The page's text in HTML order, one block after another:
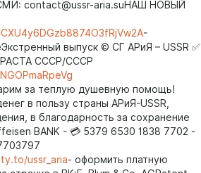
contact@ussr-aria.suНАШ НОВЫЙ
-
выпуск © СГ АРиЯ – USSR ✅
СССР/СССР
за теплую душевную помощь!
в пользу страны АРиЯ-USSR,
в благодарность за сохранение
BANK - 💳 5379 6530 1838 7702 -
ussr_aria- оформить платную